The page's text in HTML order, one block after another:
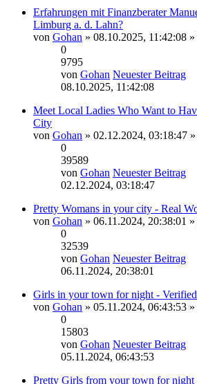
Erfahrungen mit Finanzberater
Limburg a. d. Lahn?
von Gohan » 08.10.2025, 11:42:08 »
0
9795
von Gohan Neuester Beitrag
08.10.2025, 11:42:08
Meet Local Ladies Who Want to
City
von Gohan » 02.12.2024, 03:18:47
0
39589
von Gohan Neuester Beitrag
02.12.2024, 03:18:47
Pretty Womans in your city - Real
von Gohan » 06.11.2024, 20:38:01 »
0
32539
von Gohan Neuester Beitrag
06.11.2024, 20:38:01
Girls in your town for night - Verified
von Gohan » 05.11.2024, 06:43:53 »
0
15803
von Gohan Neuester Beitrag
05.11.2024, 06:43:53
Pretty Girls from your town for